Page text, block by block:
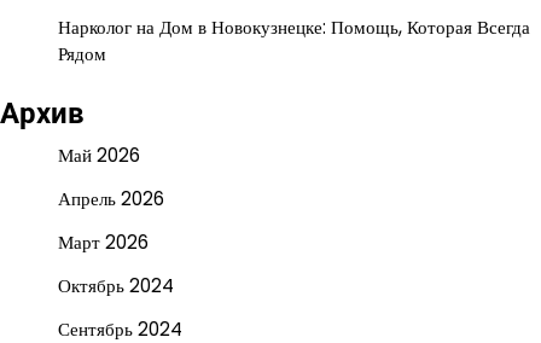
Нарколог на Дом в Новокузнецке: Помощь, Которая Всегда
Рядом
Архив
Май 2026
Апрель 2026
Март 2026
Октябрь 2024
Сентябрь 2024